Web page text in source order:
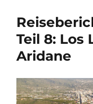
Teil 8: Los
Aridane